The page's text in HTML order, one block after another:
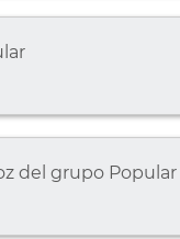
del grupo Popular